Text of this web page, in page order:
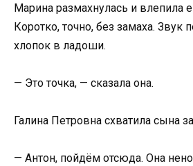
Марина размахнулась и влепила
Коротко, точно, без замаха. Звук
хлопок в ладоши.
— Это точка, — сказала она.
Галина Петровна схватила сына
— Антон, пойдём отсюда. Она